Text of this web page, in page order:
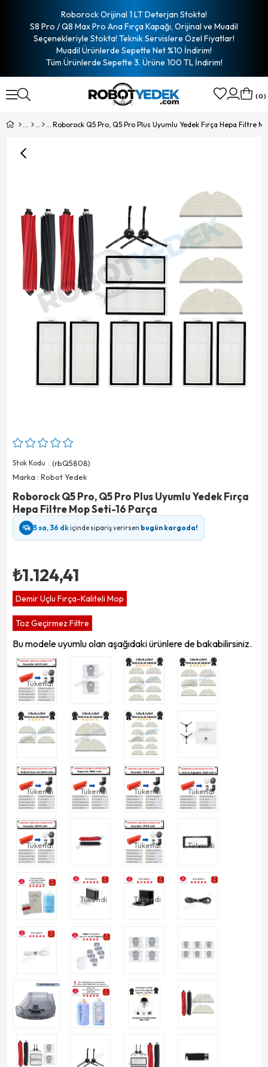
Roborock Orijinal 1 LT Deterjan Stokta!
S8 Pro / Q8 Max Pro Ana Fırça Kapağı, Orijinal ve Muadil
Seçenekleriyle Stokta! Teknik Servislere Özel Fiyatlar!
Muadil Ürünlerde Sepette Net %10 İndirim!
Tüm Ürünlerde Sepette 3. Ürüne 100 TL İndirim!
0
Stok Kodu
(rbQ5808)
Marka : Robot Yedek
Roborock Q5 Pro, Q5 Pro Plus Uyumlu Yedek Fırça
Hepa Filtre Mop Seti-16 Parça
5 sa, 36 dkiçinde sipariş verirsen bugün kargoda!
₺1.124,41
Demir Uçlu Fırça-Kaliteli Mop
Toz Geçirmez Filtre
Bu modele uyumlu olan aşağıdaki ürünlere de bakabilirsiniz.
Tükendi
Tükendi Tükendi Tükendi Tükendi
Tükendi Tükendi Tükendi
Tükendi Tükendi